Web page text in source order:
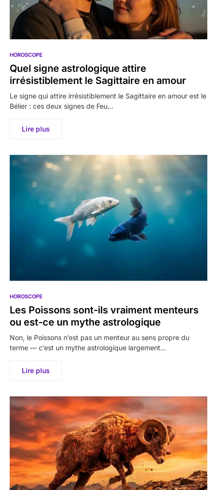
HOROSCOPE
Quel signe astrologique attire
irrésistiblement le Sagittaire en amour
Le signe qui attire irrésistiblement le Sagittaire en amour est le
Bélier : ces deux signes de Feu…
Lire plus
HOROSCOPE
Les Poissons sont-ils vraiment menteurs
ou est-ce un mythe astrologique
Non, le Poissons n’est pas un menteur au sens propre du
terme — c’est un mythe astrologique largement…
Lire plus